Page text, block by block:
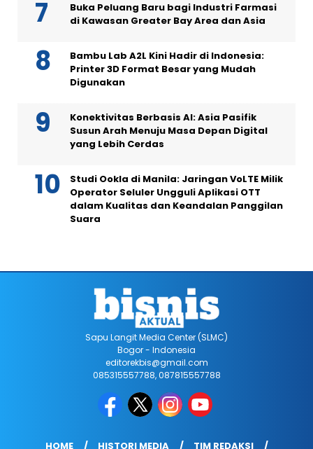
Buka Peluang Baru bagi Industri Farmasi
di Kawasan Greater Bay Area dan Asia
Bambu Lab A2L Kini Hadir di Indonesia:
Printer 3D Format Besar yang Mudah
Digunakan
Konektivitas Berbasis AI: Asia Pasifik
Susun Arah Menuju Masa Depan Digital
yang Lebih Cerdas
Studi Ookla di Manila: Jaringan VoLTE Milik
Operator Seluler Ungguli Aplikasi OTT
dalam Kualitas dan Keandalan Panggilan
Suara
Sapu Langit Media Center (SLMC)
Bogor - Indonesia
editorekbis@gmail.com
085315557788, 087815557788
HOME HISTORI MEDIA TIM REDAKSI